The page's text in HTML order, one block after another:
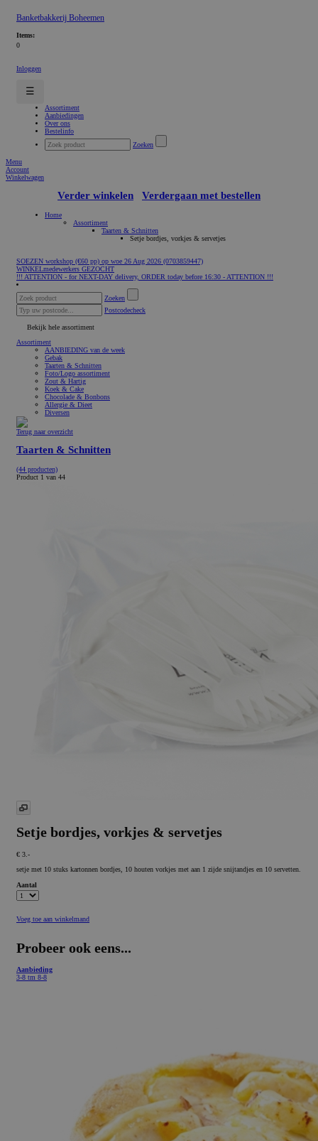
Banketbakkerij Boheemen
Items:
0
Inloggen
☰
Assortiment
Aanbiedingen
Over ons
Bestelinfo
Zoeken
Menu
Account
Winkelwagen
Verder winkelen Verdergaan met bestellen
Home
Assortiment
Taarten & Schnitten
Setje bordjes, vorkjes & servetjes
SOEZEN workshop (€60 pp) op woe 26 Aug 2026 (0703859447)
WINKELmedewerkers GEZOCHT
!!! ATTENTION - for NEXT-DAY delivery, ORDER today before 16:30 - ATTENTION !!!
Zoeken
Postcodecheck
Bekijk hele assortiment
Assortiment
AANBIEDING van de week
Gebak
Taarten & Schnitten
Foto/Logo assortiment
Zout & Hartig
Koek & Cake
Chocolade & Bonbons
Allergie & Dieet
Diversen
Terug naar overzicht
Taarten & Schnitten
(44 producten)
Product 1 van 44
Setje bordjes, vorkjes & servetjes
€ 3.-
setje met 10 stuks kartonnen bordjes, 10 houten vorkjes met aan 1 zijde snijtandjes en 10 servetten.
Aantal
Voeg toe aan winkelmand
Probeer ook eens...
Aanbieding
3-8 tm 8-8